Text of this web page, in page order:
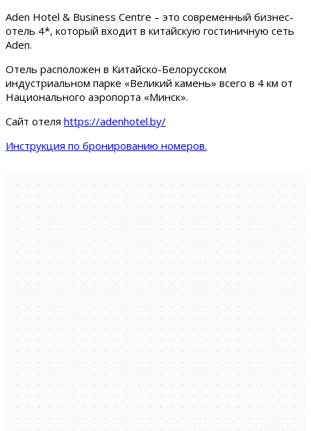
Aden Hotel & Business Centre – это современный бизнес-
отель 4*, который входит в китайскую гостиничную сеть
Aden.
Отель расположен в Китайско-Белорусском
индустриальном парке «Великий камень» всего в 4 км от
Национального аэропорта «Минск».
Сайт отеля https://adenhotel.by/
Инструкция по бронированию номеров.